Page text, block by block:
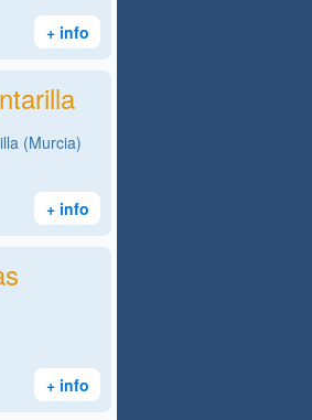
+ info
(Murcia)
+ info
+ info